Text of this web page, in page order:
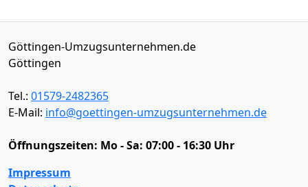
Göttingen-Umzugsunternehmen.de
Göttingen
Tel.: 01579-2482365
E-Mail: info@goettingen-umzugsunternehmen.de
Öffnungszeiten: Mo - Sa: 07:00 - 16:30 Uhr
Impressum